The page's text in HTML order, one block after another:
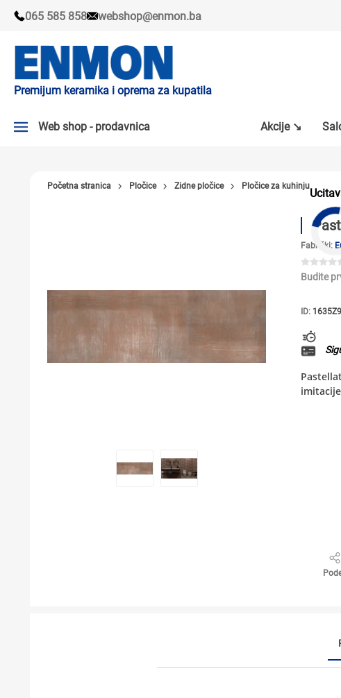
065 585 858 webshop@enmon.ba
Premijum keramika i oprema za kupatila
Web shop - prodavnica Akcije ↘
Početna stranica Pločice Zidne pločice Pločice za kuhinju
Fabrički:
Budite
ID: